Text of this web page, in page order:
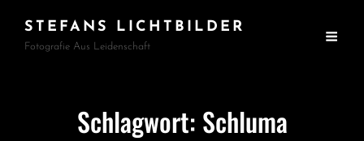
STEFANS LICHTBILDER
Fotografie Aus Leidenschaft
Schlagwort: Schluma